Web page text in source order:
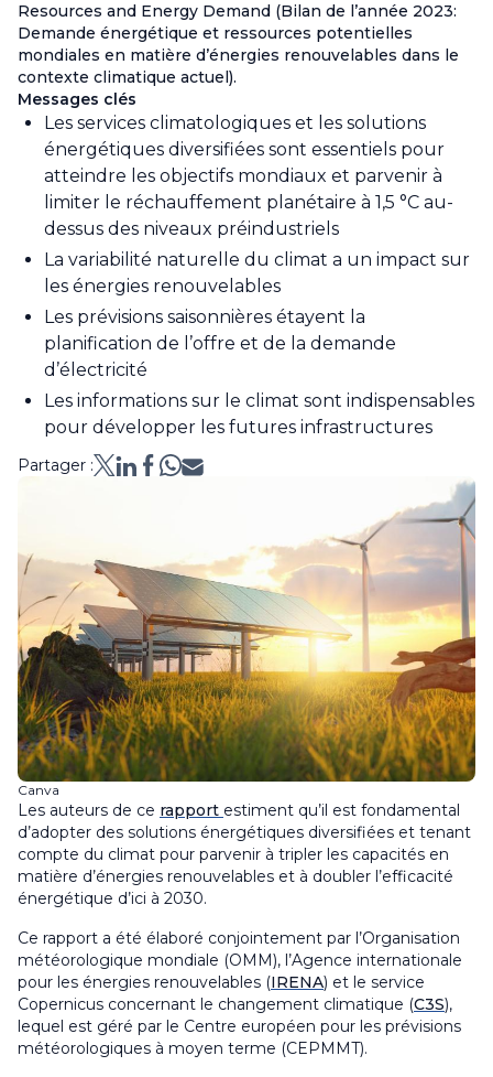
Resources and Energy Demand (Bilan de l’année 2023:
Demande énergétique et ressources potentielles
mondiales en matière d’énergies renouvelables dans le
contexte climatique actuel).
Messages clés
Les services climatologiques et les solutions
énergétiques diversifiées sont essentiels pour
atteindre les objectifs mondiaux et parvenir à
limiter le réchauffement planétaire à 1,5 °C au-
dessus des niveaux préindustriels
La variabilité naturelle du climat a un impact sur
les énergies renouvelables
Les prévisions saisonnières étayent la
planification de l’offre et de la demande
d’électricité
Les informations sur le climat sont indispensables
pour développer les futures infrastructures
Partager :
Canva
Les auteurs de ce rapport estiment qu’il est fondamental
d’adopter des solutions énergétiques diversifiées et tenant
compte du climat pour parvenir à tripler les capacités en
matière d’énergies renouvelables et à doubler l’efficacité
énergétique d’ici à 2030.
Ce rapport a été élaboré conjointement par l’Organisation
météorologique mondiale (OMM), l’Agence internationale
pour les énergies renouvelables (IRENA) et le service
Copernicus concernant le changement climatique (C3S),
lequel est géré par le Centre européen pour les prévisions
météorologiques à moyen terme (CEPMMT).